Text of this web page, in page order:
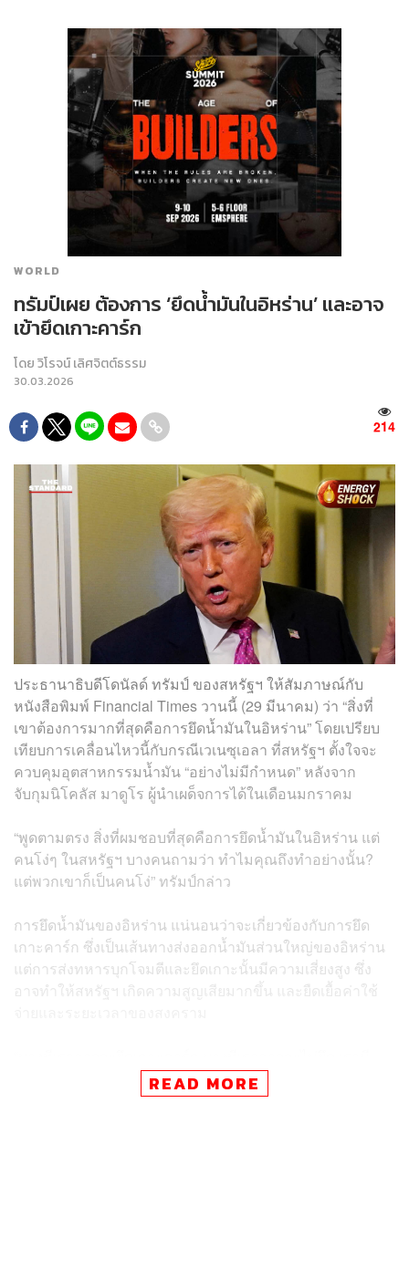
WORLD
ทรัมป์เผย ต้องการ ‘ยึดน้ำมันในอิหร่าน’ และอาจ
เข้ายึดเกาะคาร์ก
โดยวิโรจน์ เลิศจิตต์ธรรม
30.03.2026
214
ประธานาธิบดีโดนัลด์ ทรัมป์ ของสหรัฐฯ ให้สัมภาษณ์กับ
หนังสือพิมพ์ Financial Times วานนี้ (29 มีนาคม) ว่า “สิ่งที่
เขาต้องการมากที่สุดคือการยึดน้ำมันในอิหร่าน” โดยเปรียบ
เทียบการเคลื่อนไหวนี้กับกรณีเวเนซุเอลา ที่สหรัฐฯ ตั้งใจจะ
ควบคุมอุตสาหกรรมน้ำมัน “อย่างไม่มีกำหนด” หลังจาก
จับกุมนิโคลัส มาดูโร ผู้นำเผด็จการได้ในเดือนมกราคม
“พูดตามตรง สิ่งที่ผมชอบที่สุดคือการยึดน้ำมันในอิหร่าน แต่
คนโง่ๆ ในสหรัฐฯ บางคนถามว่า ทำไมคุณถึงทำอย่างนั้น?
แต่พวกเขาก็เป็นคนโง่” ทรัมป์กล่าว
การยึดน้ำมันของอิหร่าน แน่นอนว่าจะเกี่ยวข้องกับการยึด
เกาะคาร์ก ซึ่งเป็นเส้นทางส่งออกน้ำมันส่วนใหญ่ของอิหร่าน
แต่การส่งทหารบุกโจมตีและยึดเกาะนั้นมีความเสี่ยงสูง ซึ่ง
อาจทำให้สหรัฐฯ เกิดความสูญเสียมากขึ้น และยืดเยื้อค่าใช้
ทางเลือกมากมาย นั่นหมายความว่าเราจะต้องอยู่ที่นั่น (บน
เกาะคาร์ก) เป็นเวลานาน” ทรัมป์กล่าว และตอบคำถามเกี่ยว
READ MORE